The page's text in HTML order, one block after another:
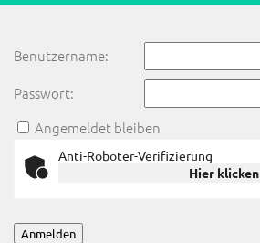
Benutzername:
Passwort:
Angemeldet bleiben
Anti-Roboter-Verifizierung
Hier klicken
Anmelden